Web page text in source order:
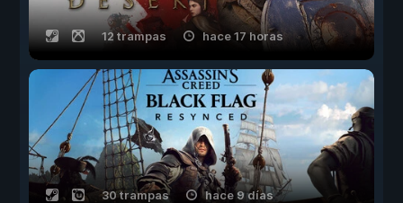
12 trampas hace 17 horas
30 trampas hace 9 días